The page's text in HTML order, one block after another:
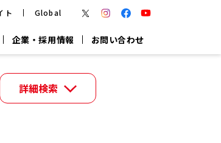
ト Global
企業・採用情報 お問い合わせ
鍋® 楽チン屋®
詳細検索